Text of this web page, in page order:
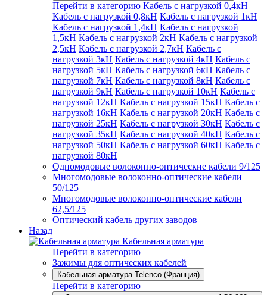
Перейти в категорию Кабель с нагрузкой 0,4кН
Кабель с нагрузкой 0,8кН Кабель с нагрузкой 1кН
Кабель с нагрузкой 1,4кН Кабель с нагрузкой
1,5кН Кабель с нагрузкой 2кН Кабель с нагрузкой
2,5кН Кабель с нагрузкой 2,7кН Кабель с
нагрузкой 3кН Кабель с нагрузкой 4кН Кабель с
нагрузкой 5кН Кабель с нагрузкой 6кН Кабель с
нагрузкой 7кН Кабель с нагрузкой 8кН Кабель с
нагрузкой 9кН Кабель с нагрузкой 10кН Кабель с
нагрузкой 12кН Кабель с нагрузкой 15кН Кабель с
нагрузкой 16кН Кабель с нагрузкой 20кН Кабель с
нагрузкой 25кН Кабель с нагрузкой 30кН Кабель с
нагрузкой 35кН Кабель с нагрузкой 40кН Кабель с
нагрузкой 50кН Кабель с нагрузкой 60кН Кабель с
нагрузкой 80кН
Одномодовые волоконно-оптические кабели 9/125
Многомодовые волоконно-оптические кабели
50/125
Многомодовые волоконно-оптические кабели
62,5/125
Оптический кабель других заводов
Назад
Кабельная арматура
Перейти в категорию
Зажимы для оптических кабелей
Кабельная арматура Telenco (Франция)
Перейти в категорию